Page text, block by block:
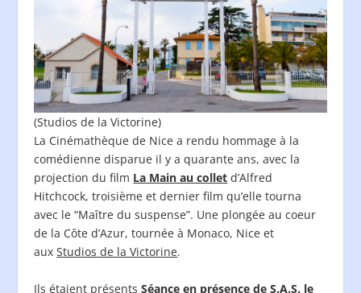
(Studios de la Victorine)
La Cinémathèque de Nice a rendu hommage à la
comédienne disparue il y a quarante ans, avec la
projection du film La Main au collet d’Alfred
Hitchcock, troisième et dernier film qu’elle tourna
avec le “Maître du suspense”. Une plongée au coeur
de la Côte d’Azur, tournée à Monaco, Nice et
auxStudios de la Victorine.
Ils étaient présentsSéance en présence de S.A.S. le